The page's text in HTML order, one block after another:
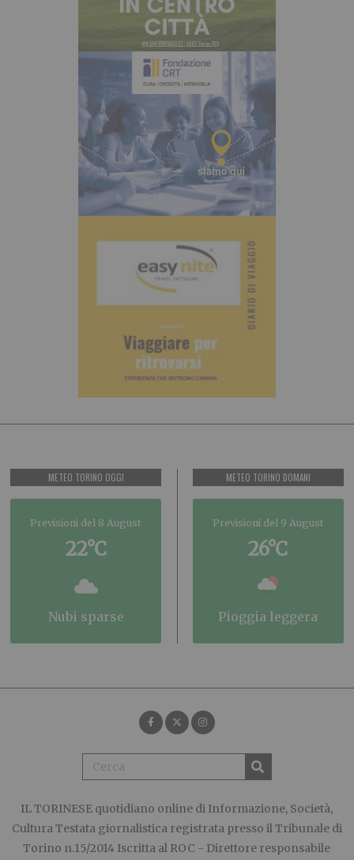
METEO TORINO OGGI
Previsioni del 8 August
22°C
nubi sparse
METEO TORINO DOMANI
Previsioni del 9 August
26°C
pioggia leggera
IL TORINESE quotidiano online di Informazione, Società,
Cultura Testata giornalistica registrata presso il Tribunale di
Torino n.15/2014 Iscritta al ROC - Direttore responsabile